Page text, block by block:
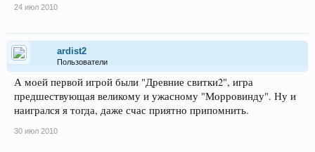
24 июл 2010
ardist2
Пользователи
А моей первой игрой были "Древние свитки2", игра
предшествующая великому и ужасному "Морровинду". Ну и
наигрался я тогда, даже счас приятно припомнить.
30 июл 2010